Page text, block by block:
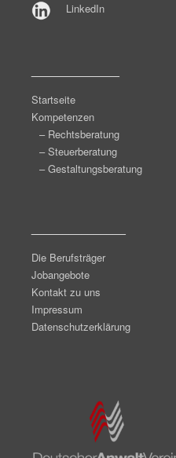
LinkedIn
Startseite
Kompetenzen
– Rechtsberatung
– Steuerberatung
– Gestaltungsberatung
Die Berufsträger
Jobangebote
Kontakt zu uns
Impressum
Datenschutzerklärung